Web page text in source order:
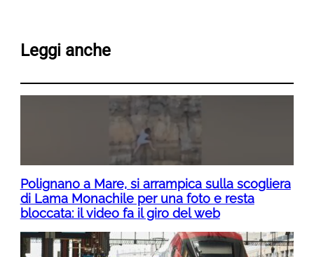
Leggi anche
Polignano a Mare, si arrampica sulla scogliera
di Lama Monachile per una foto e resta
bloccata: il video fa il giro del web